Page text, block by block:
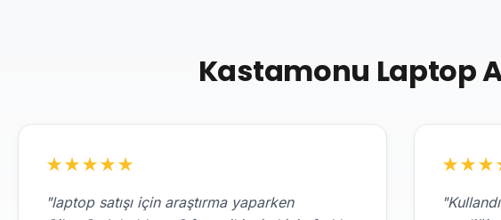
Kastamonu Laptop
★★★★★
"laptop satışı için araştırma yaparken
★★★